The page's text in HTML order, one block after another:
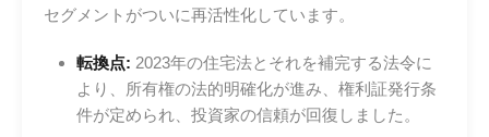
セグメントがついに再活性化しています。
転換点: 2023年の住宅法とそれを補完する法令に
より、所有権の法的明確化が進み、権利証発行条
件が定められ、投資家の信頼が回復しました。